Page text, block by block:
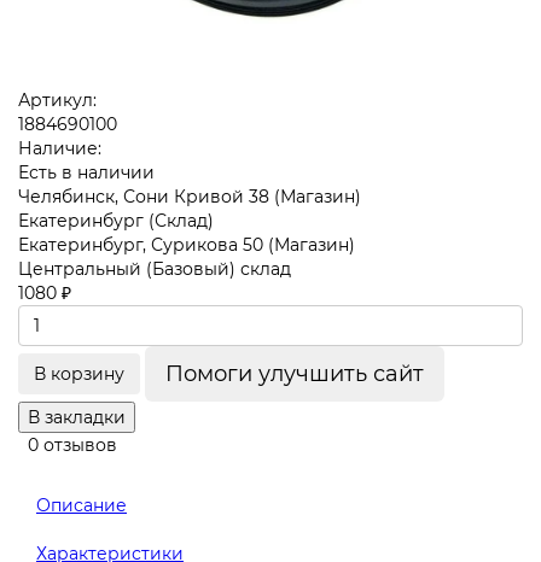
Артикул:
1884690100
Наличие:
Есть в наличии
Челябинск, Сони Кривой 38 (Магазин)
Екатеринбург (Склад)
Екатеринбург, Сурикова 50 (Магазин)
Центральный (Базовый) склад
1080 ₽
В корзину Помоги улучшить сайт
В закладки
0 отзывов
Описание
Характеристики